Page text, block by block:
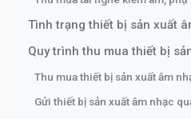
Tình trạng thiết bị sản xuất
Quy trình thu mua thiết bị
Thu mua thiết bị sản xuất âm
Gửi thiết bị sản xuất âm nhạc